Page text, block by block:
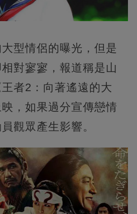
型情侶的曝光，但是
對寥寥，報道稱是山
者2：向著遙遠的大
，如果過分宣傳戀情
觀眾產生影響。